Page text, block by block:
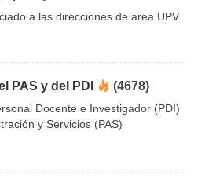
a las direcciones de área UPV
PAS y del PDI (4678)
Docente e Investigador (PDI)
y Servicios (PAS)